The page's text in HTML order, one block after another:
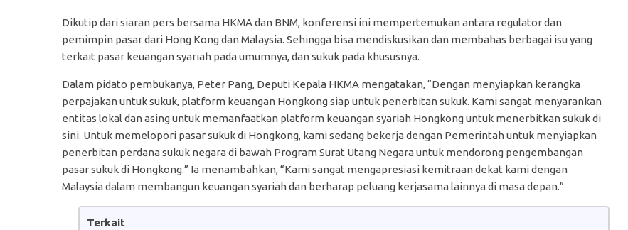
Dikutip dari siaran pers bersama HKMA dan BNM, konferensi ini mempertemukan antara regulator dan
pemimpin pasar dari Hong Kong dan Malaysia. Sehingga bisa mendiskusikan dan membahas berbagai isu yang
terkait pasar keuangan syariah pada umumnya, dan sukuk pada khususnya.
Dalam pidato pembukanya, Peter Pang, Deputi Kepala HKMA mengatakan, “Dengan menyiapkan kerangka
perpajakan untuk sukuk, platform keuangan Hongkong siap untuk penerbitan sukuk. Kami sangat menyarankan
entitas lokal dan asing untuk memanfaatkan platform keuangan syariah Hongkong untuk menerbitkan sukuk di
sini. Untuk memelopori pasar sukuk di Hongkong, kami sedang bekerja dengan Pemerintah untuk menyiapkan
penerbitan perdana sukuk negara di bawah Program Surat Utang Negara untuk mendorong pengembangan
pasar sukuk di Hongkong.” Ia menambahkan, “Kami sangat mengapresiasi kemitraan dekat kami dengan
Malaysia dalam membangun keuangan syariah dan berharap peluang kerjasama lainnya di masa depan.”
Terkait